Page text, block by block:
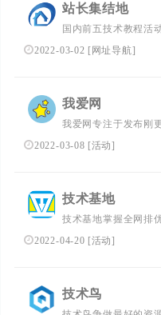
站长集结地
国内前五技术教程活
网站,累计为QQ网民
查找QQ技巧,QQ技
2022-03-02 [网址导航]
我爱网
我爱网专注于发布刚
新QQ活动,QQ技术
的QQ活动资讯网,开
2022-03-08 [活动]
技术基地
技术基地掌握全网排
绿色精品软件，专注
费分享优志软件资
2022-04-20 [活动]
技术鸟